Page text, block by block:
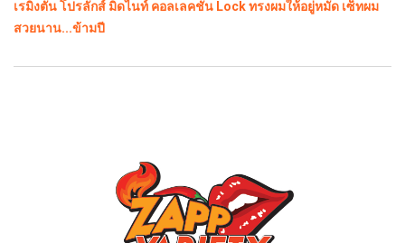
เรมิงตัน โปรลักส์ มิดไนท์ คอลเลคชั่น Lock ทรงผมให้อยู่หมัด เซ็ทผม
สวยนาน...ข้ามปี